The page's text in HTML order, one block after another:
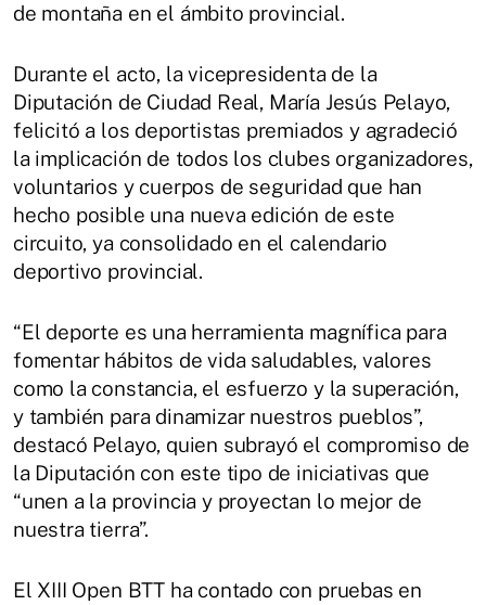
de montaña en el ámbito provincial.
Durante el acto, la vicepresidenta de la
Diputación de Ciudad Real, María Jesús Pelayo,
felicitó a los deportistas premiados y agradeció
la implicación de todos los clubes organizadores,
voluntarios y cuerpos de seguridad que han
hecho posible una nueva edición de este
circuito, ya consolidado en el calendario
deportivo provincial.
“El deporte es una herramienta magnífica para
fomentar hábitos de vida saludables, valores
como la constancia, el esfuerzo y la superación,
y también para dinamizar nuestros pueblos”,
destacó Pelayo, quien subrayó el compromiso de
la Diputación con este tipo de iniciativas que
“unen a la provincia y proyectan lo mejor de
nuestra tierra”.
El XIII Open BTT ha contado con pruebas en